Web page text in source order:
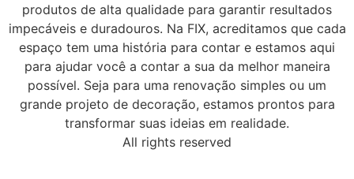
produtos de alta qualidade para garantir resultados
impecáveis e duradouros. Na FIX, acreditamos que cada
espaço tem uma história para contar e estamos aqui
para ajudar você a contar a sua da melhor maneira
possível. Seja para uma renovação simples ou um
grande projeto de decoração, estamos prontos para
transformar suas ideias em realidade.
All rights reserved